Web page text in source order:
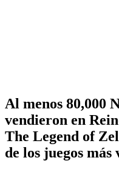
Al menos 80,000
vendieron en
The Legend of
de los juegos más